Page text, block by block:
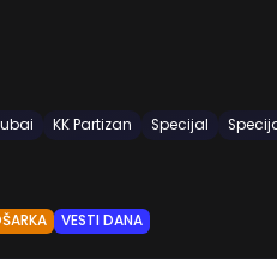
KK Partizan Specijal
VESTI DANA